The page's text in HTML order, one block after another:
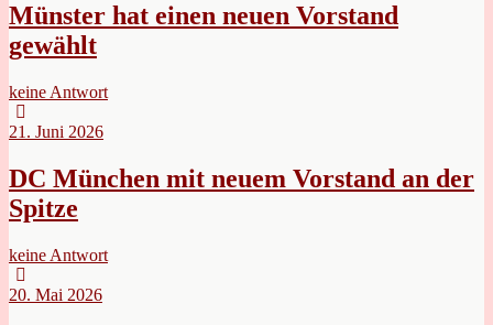
Münster hat einen neuen Vorstand
gewählt
keine Antwort
21. Juni 2026
DC München mit neuem Vorstand an der
Spitze
keine Antwort
20. Mai 2026